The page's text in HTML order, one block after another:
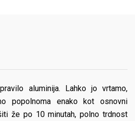
aluminija. Lahko jo vrtamo,
popolnoma enako kot osnovni
že po 10 minutah, polno trdnost